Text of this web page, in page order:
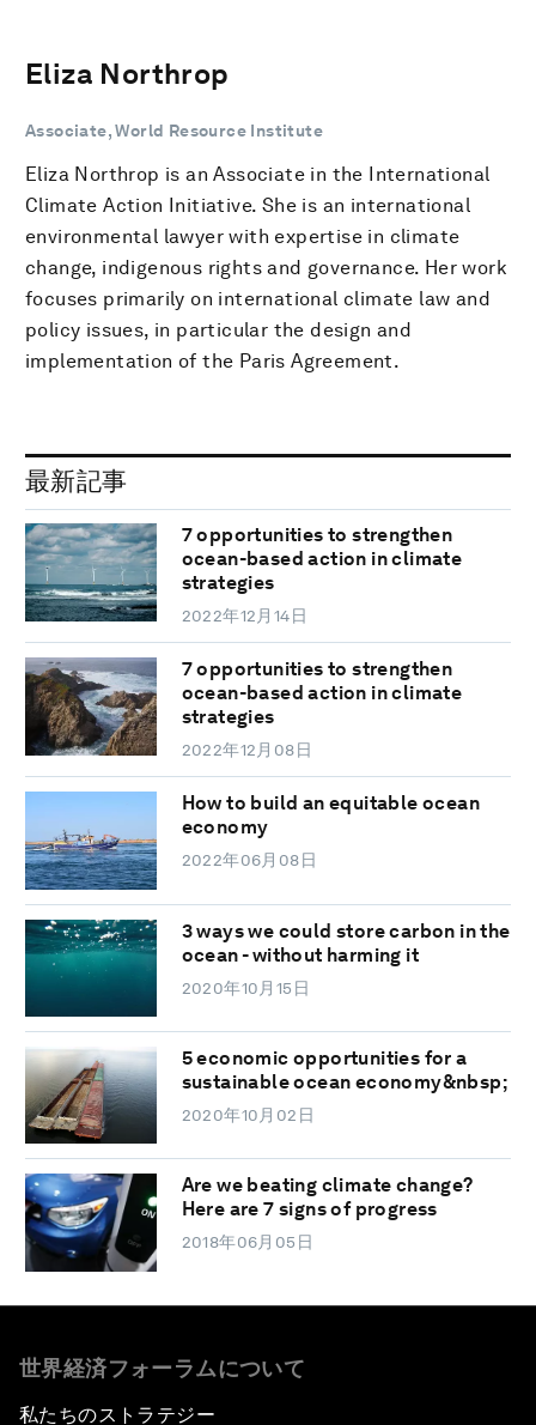
Eliza Northrop
Associate, World Resource Institute
Eliza Northrop is an Associate in the International
Climate Action Initiative. She is an international
environmental lawyer with expertise in climate
change, indigenous rights and governance. Her work
focuses primarily on international climate law and
policy issues, in particular the design and
implementation of the Paris Agreement.
最新記事
7 opportunities to strengthen
ocean-based action in climate
strategies
2022年12月14日
7 opportunities to strengthen
ocean-based action in climate
strategies
2022年12月08日
How to build an equitable ocean
economy
2022年06月08日
3 ways we could store carbon in the
ocean - without harming it
2020年10月15日
5 economic opportunities for a
sustainable ocean economy&nbsp;
2020年10月02日
Are we beating climate change?
Here are 7 signs of progress
2018年06月05日
世界経済フォーラムについて
私たちのストラテジー